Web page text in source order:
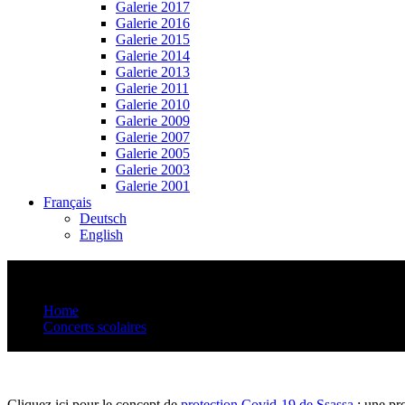
Galerie 2017
Galerie 2016
Galerie 2015
Galerie 2014
Galerie 2013
Galerie 2011
Galerie 2010
Galerie 2009
Galerie 2007
Galerie 2005
Galerie 2003
Galerie 2001
Français
Deutsch
English
Home
Concerts scolaires